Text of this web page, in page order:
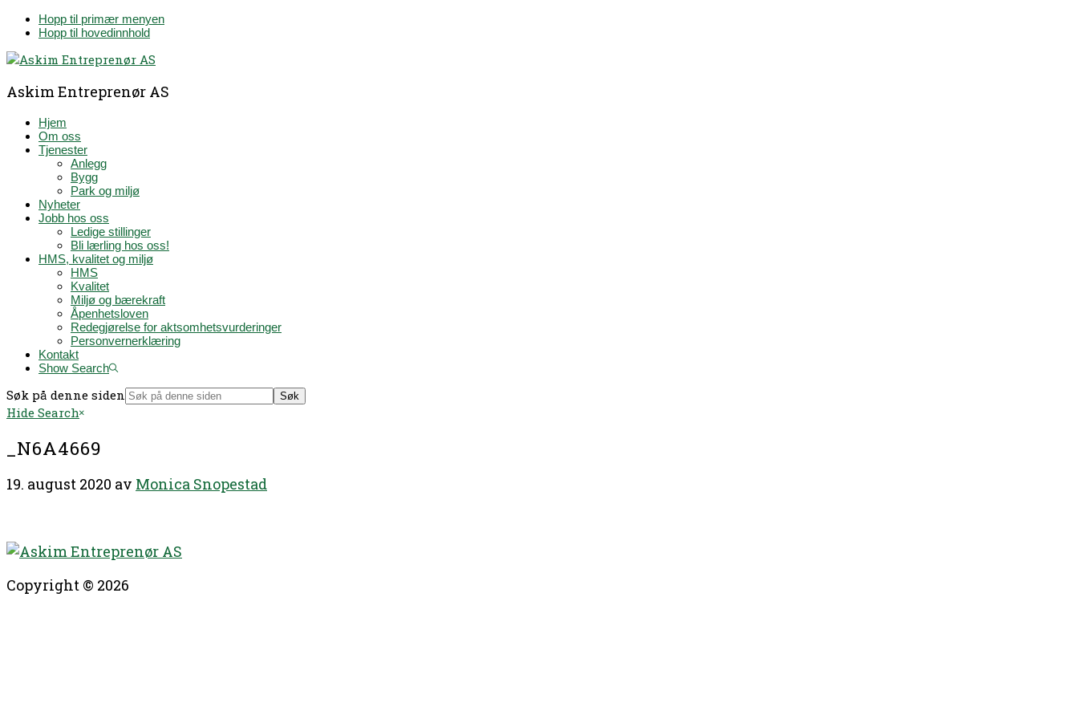
Hopp til primær menyen
Hopp til hovedinnhold
Askim Entreprenør AS
Hjem
Om oss
Tjenester
Anlegg
Bygg
Park og miljø
Nyheter
Jobb hos oss
Ledige stillinger
Bli lærling hos oss!
HMS, kvalitet og miljø
HMS
Kvalitet
Miljø og bærekraft
Åpenhetsloven
Redegjørelse for aktsomhetsvurderinger
Personvernerklæring
Kontakt
Show Search
Søk på denne siden
Hide Search
_N6A4669
19. august 2020 av Monica Snopestad
Copyright © 2026